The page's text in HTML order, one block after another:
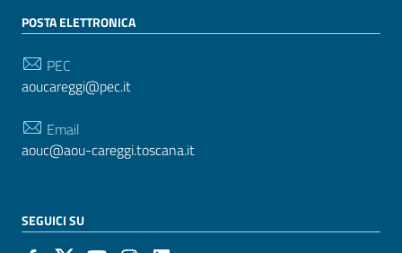
POSTA ELETTRONICA
PEC
aoucareggi@pec.it
Email
aouc@aou-careggi.toscana.it
SEGUICI SU